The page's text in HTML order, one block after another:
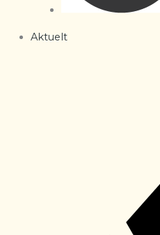
Aktuelt